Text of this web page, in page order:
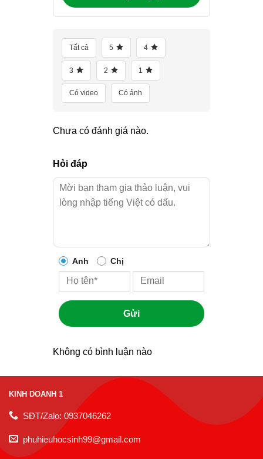
Tất cả 5 4
3 2 1
Có video Có ảnh
Chưa có đánh giá nào.
Hỏi đáp
Anh Chị
Gửi
Không có bình luận nào
KINH DOANH 1
SĐT/Zalo: 0937046262
phuhieuhocsinh99@gmail.com